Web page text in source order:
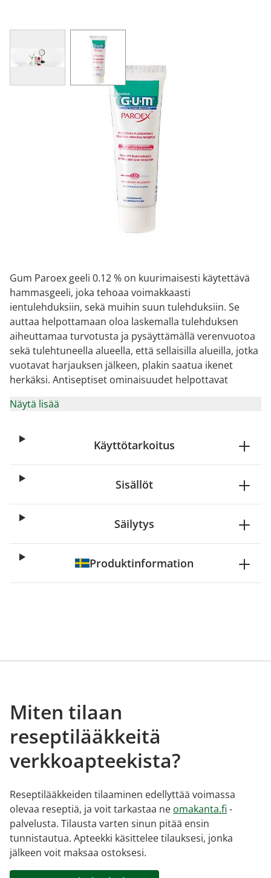
View larger imageView larger image
GUM PAROEX 0,12% GEELI 75 ML
Tamro Oyj
Gum Paroex geeli 0.12 % on kuurimaisesti käytettävä
hammasgeeli, joka tehoaa voimakkaasti
ientulehduksiin, sekä muihin suun tulehduksiin. Se
auttaa helpottamaan oloa laskemalla tulehduksen
aiheuttamaa turvotusta ja pysäyttämällä verenvuotoa
sekä tulehtuneella alueella, että sellaisilla alueilla, jotka
vuotavat harjauksen jälkeen, plakin saatua ikenet
herkäksi. Antiseptiset ominaisuudet helpottavat
Näytä lisää
Käyttötarkoitus
Sisällöt
Säilytys
Produktinformation
Miten tilaan
reseptilääkkeitä
verkkoapteekista?
Reseptilääkkeiden tilaaminen edellyttää voimassa
olevaa reseptiä, ja voit tarkastaa ne omakanta.fi -
palvelusta. Tilausta varten sinun pitää ensin
tunnistautua. Apteekki käsittelee tilauksesi, jonka
jälkeen voit maksaa ostoksesi.